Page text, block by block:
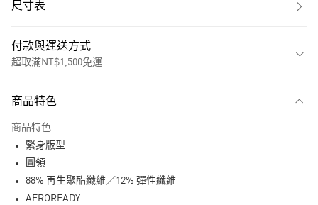
尺寸表
付款與運送方式
超取滿NT$1,500免運
LINE Pay
商品特色
商品特色
緊身版型
圓領
88% 再生聚酯纖維／12% 彈性纖維
AEROREADY